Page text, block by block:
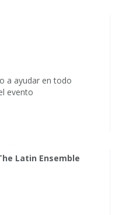
a ayudar en todo
evento
Latin Ensemble